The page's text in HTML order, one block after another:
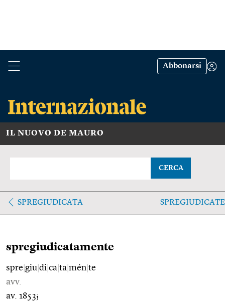
Abbonarsi
IL NUOVO DE MAURO
CERCA
SPREGIUDICATA
spregiudicatamente
spre giu di ca ta mén te
avv.
av. 1853;